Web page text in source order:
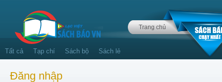
Trang chủ
Tất cả Tạp chí Sách bộ Sách lẻ
Đăng nhập